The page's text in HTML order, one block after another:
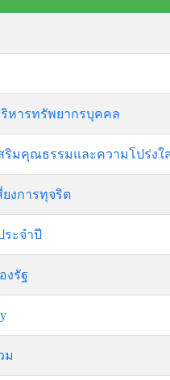
หารทรัพยากรบุคคล
ริมคุณธรรมและความโปร่ง
ยงการทุจริต
ระจำปี
งรัฐ
ม